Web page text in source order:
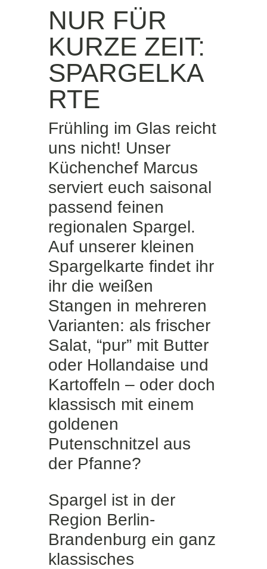
NUR FÜR
KURZE ZEIT:
SPARGELKA
RTE
Frühling im Glas reicht
uns nicht! Unser
Küchenchef Marcus
serviert euch saisonal
passend feinen
regionalen Spargel.
Auf unserer kleinen
Spargelkarte findet ihr
ihr die weißen
Stangen in mehreren
Varianten: als frischer
Salat, “pur” mit Butter
oder Hollandaise und
Kartoffeln – oder doch
klassisch mit einem
goldenen
Putenschnitzel aus
der Pfanne?
Spargel ist in der
Region Berlin-
Brandenburg ein ganz
klassisches